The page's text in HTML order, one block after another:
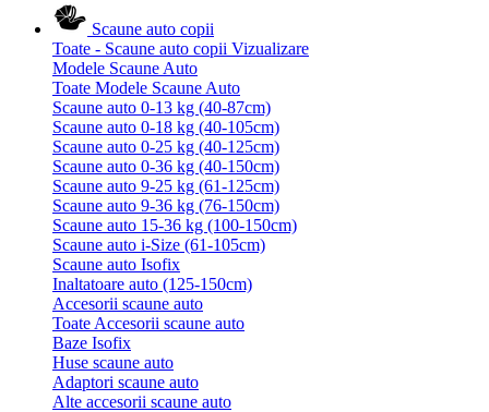
Scaune auto copii
Toate - Scaune auto copii Vizualizare
Modele Scaune Auto
Toate Modele Scaune Auto
Scaune auto 0-13 kg (40-87cm)
Scaune auto 0-18 kg (40-105cm)
Scaune auto 0-25 kg (40-125cm)
Scaune auto 0-36 kg (40-150cm)
Scaune auto 9-25 kg (61-125cm)
Scaune auto 9-36 kg (76-150cm)
Scaune auto 15-36 kg (100-150cm)
Scaune auto i-Size (61-105cm)
Scaune auto Isofix
Inaltatoare auto (125-150cm)
Accesorii scaune auto
Toate Accesorii scaune auto
Baze Isofix
Huse scaune auto
Adaptori scaune auto
Alte accesorii scaune auto